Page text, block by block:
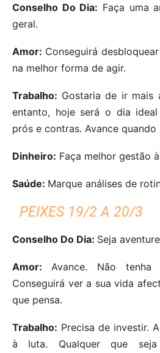
Conselho Do Dia: Faça uma
geral.
Amor: Conseguirá
na melhor forma de agir.
Trabalho: Gostaria de ir mais
entanto, hoje será o dia
prós e contras. Avance
Dinheiro: Faça melhor gestão
Saúde: Marque análises de
PEIXES 19/2 A 20/3
Conselho Do Dia: Seja
Amor: Avance. Não
Conseguirá ver a sua vida
que pensa.
Trabalho: Precisa de investir.
à luta. Qualquer que